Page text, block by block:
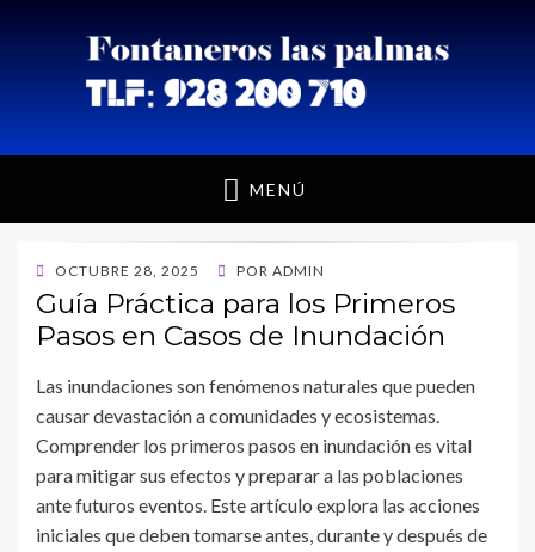
Fontaneros Las
Palmas
MENÚ
PUBLICADO
EL
OCTUBRE 28, 2025 POR ADMIN
Guía Práctica para los Primeros
Pasos en Casos de Inundación
Las inundaciones son fenómenos naturales que pueden
causar devastación a comunidades y ecosistemas.
Comprender los primeros pasos en inundación es vital
para mitigar sus efectos y preparar a las poblaciones
ante futuros eventos. Este artículo explora las acciones
iniciales que deben tomarse antes, durante y después de